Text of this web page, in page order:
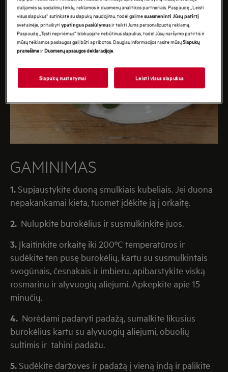
GAMINIMAS
1. Supjaustykite duoną smulkiais kubeliais. Jei duona
nepakankamai kieta, tuomet įdėkite ją į orkaitę.
2. Nulupkite burokėlius ir susmulkinkite juos.
3. Įkaitinkite orkaitę iki 200ºC temperatūros ir
sudėkite ten pusę burokėlių, kartu su susmulkintais
svogūnais, česnakais ir imbieru, apibarstykite viską
rosmarinu ir alyvuogių aliejumi. Apkepkite apie 15
minučių.
4. Norėdami padaryti padažą, sumalkite likusius
burokėlius kartu su alyvuogių aliejumi, obuolių
sultimis ir tahini padažu.
5. Sudėkite daržoves ir padažą į vieną indą ir palikite
dalijamės su socialinių tinklų, reklamos ir duomenų analitikos partneriais. Paspaudę „Leisti
visus slapukus“ sutinkate su slapukų naudojimu, todėl galimesuasmeninti Jūsų patirtį
svetainėje, pritaikytiypatingus pasiūlymusir teikti Jums personalizuotą reklamą.
Paspaudę „Tęsti nepriėmus“ blokuojate nebūtinus slapukus, todėl Jūsų naršymo patirtis ir
mūsų teikiamos paslaugos gali būti apribotos. Daugiau informacijos rasite mūsųSlapukų
pranešimeirDuomenų apsaugos deklaracijoje.
Slapukų nustatymai Leisti visus slapukus